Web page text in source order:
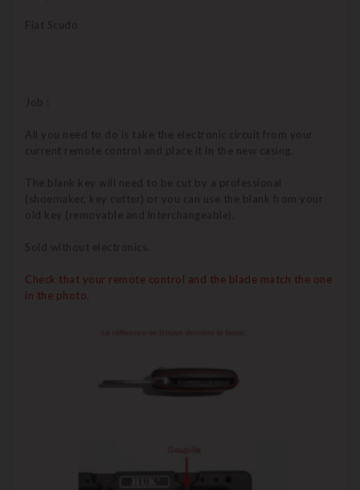
Fiat Scudo
Job :
All you need to do is take the electronic circuit from your
current remote control and place it in the new casing.
The blank key will need to be cut by a professional
(shoemaker, key cutter) or you can use the blank from your
old key (removable and interchangeable).
Sold without electronics.
Check that your remote control and the blade match the one
in the photo.